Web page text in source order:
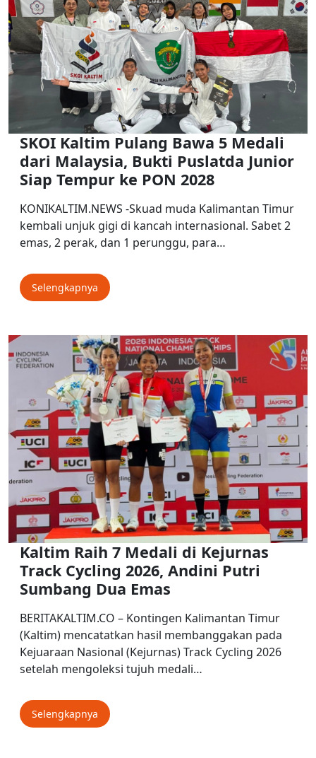
SKOI Kaltim Pulang Bawa 5 Medali
dari Malaysia, Bukti Puslatda Junior
Siap Tempur ke PON 2028
KONIKALTIM.NEWS -Skuad muda Kalimantan Timur
kembali unjuk gigi di kancah internasional. Sabet 2
emas, 2 perak, dan 1 perunggu, para…
Selengkapnya
Kaltim Raih 7 Medali di Kejurnas
Track Cycling 2026, Andini Putri
Sumbang Dua Emas
BERITAKALTIM.CO – Kontingen Kalimantan Timur
(Kaltim) mencatatkan hasil membanggakan pada
Kejuaraan Nasional (Kejurnas) Track Cycling 2026
setelah mengoleksi tujuh medali…
Selengkapnya